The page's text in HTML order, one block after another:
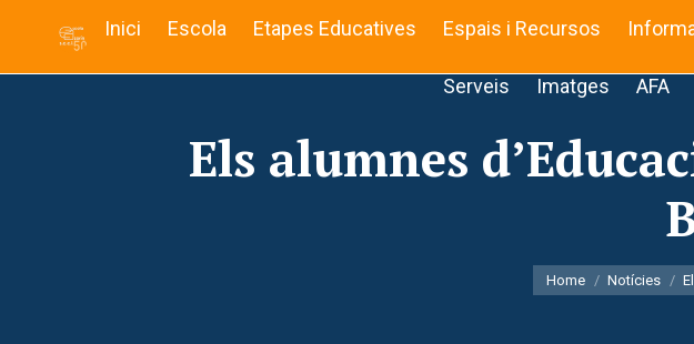
Inici Escola Etapes Educatives Espais i Recursos
Serveis Imatges AFA
Els alumnes
You are here:
Home Notícies